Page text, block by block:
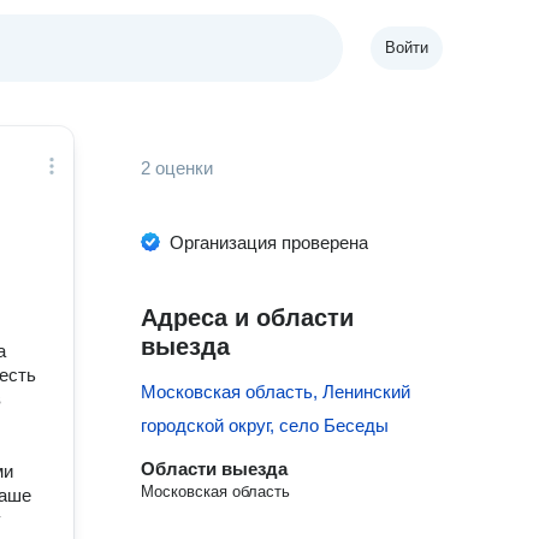
Войти
2 оценки
Организация проверена
Адреса и области
выезда
Московская область, Ленинский
городской округ, село Беседы
Области выезда
Московская область